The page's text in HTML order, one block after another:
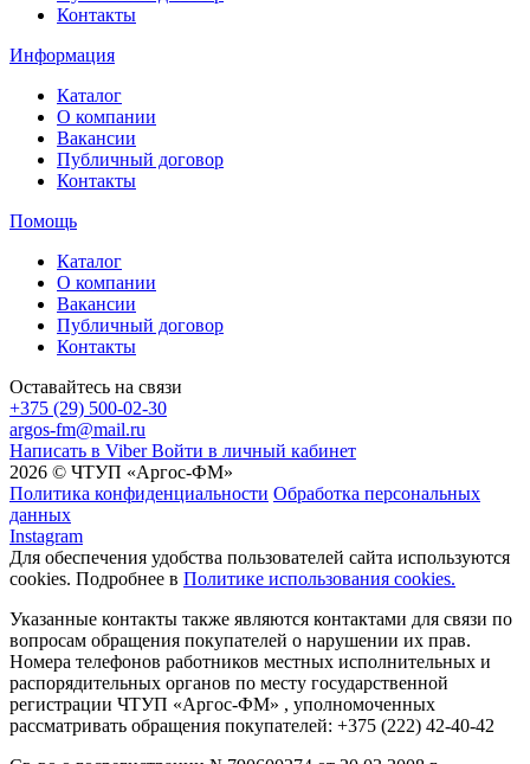
Контакты
Информация
Каталог
О компании
Вакансии
Публичный договор
Контакты
Помощь
Каталог
О компании
Вакансии
Публичный договор
Контакты
Оставайтесь на связи
+375 (29) 500-02-30
argos-fm@mail.ru
Написать в Viber Войти в личный кабинет
2026 © ЧТУП «Аргос-ФМ»
Политика конфиденциальности Обработка персональных
данных
Instagram
Для обеспечения удобства пользователей сайта используются
cookies. Подробнее в Политике использования cookies.
Указанные контакты также являются контактами для связи по
вопросам обращения покупателей о нарушении их прав.
Номера телефонов работников местных исполнительных и
распорядительных органов по месту государственной
регистрации ЧТУП «Аргос-ФМ» , уполномоченных
рассматривать обращения покупателей: +375 (222) 42-40-42